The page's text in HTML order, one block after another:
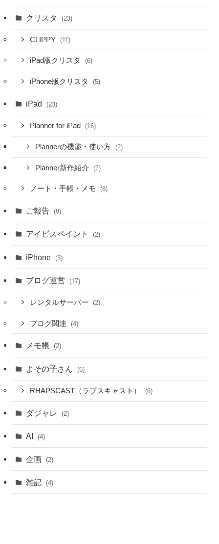
クリスタ (23)
CLIPPY (11)
iPad版クリスタ (6)
iPhone版クリスタ (5)
iPad (23)
Planner for iPad (16)
Plannerの機能・使い方 (2)
Planner新作紹介 (7)
ノート・手帳・メモ (8)
ご報告 (9)
アイビスペイント (2)
iPhone (3)
ブログ運営 (17)
レンタルサーバー (2)
ブログ関連 (4)
メモ帳 (2)
よその子さん (6)
RHAPSCAST（ラプスキャスト） (6)
ダジャレ (2)
AI (4)
企画 (2)
雑記 (4)